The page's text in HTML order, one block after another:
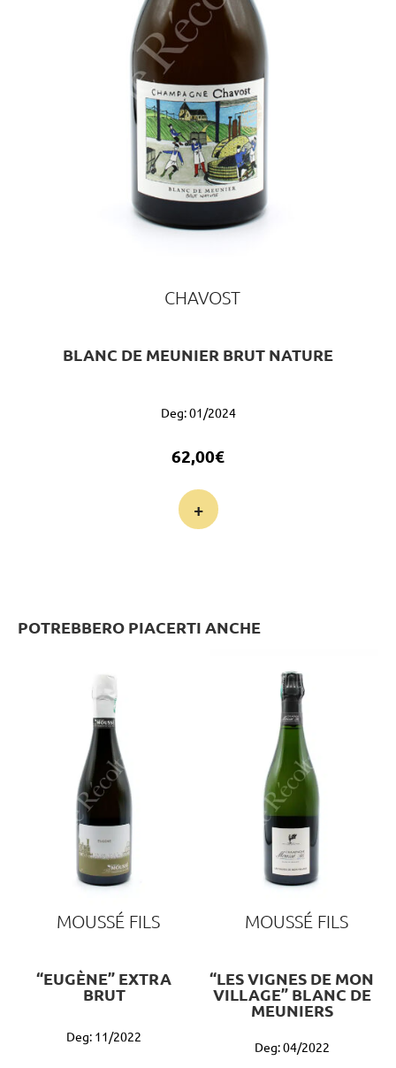
CHAVOST
BLANC DE MEUNIER BRUT NATURE
Deg: 01/2024
62,00€
+
POTREBBERO PIACERTI ANCHE
MOUSSÉ FILS
“EUGÈNE” EXTRA
BRUT
Deg: 11/2022
MOUSSÉ FILS
“LES VIGNES DE MON
VILLAGE” BLANC DE
MEUNIERS
Deg: 04/2022